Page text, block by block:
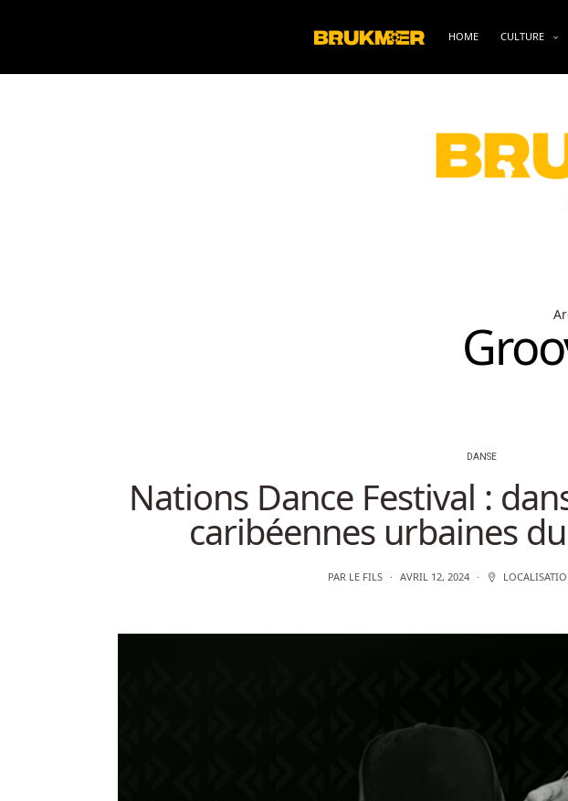
HOME CULTURE
DANSE
Nations Dance Festival :
caribéennes urbaines
PAR LE FILS AVRIL 12, 2024